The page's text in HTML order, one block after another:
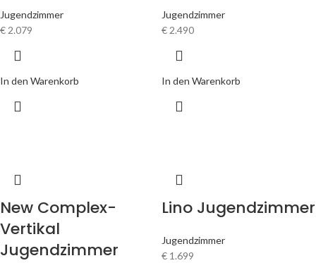
Jugendzimmer
€2.079
In den Warenkorb
Jugendzimmer
€2.490
In den Warenkorb
New Complex-
Vertikal
Jugendzimmer
Lino Jugendzimmer
Jugendzimmer
€ 1.699